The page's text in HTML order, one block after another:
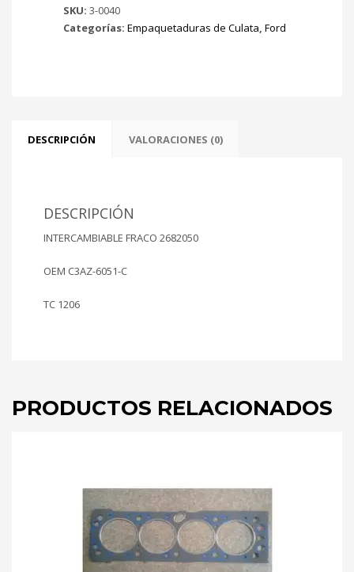
FAIRLINE
68/80
COUGAR
Ø
102.5mm
*JUEGO)
SKU: 3-0040
Categorías: Empaquetaduras de Culata, Ford
DESCRIPCIÓN VALORACIONES (0)
DESCRIPCIÓN
INTERCAMBIABLE FRACO 2682050
OEM C3AZ-6051-C
TC 1206
PRODUCTOS RELACIONADOS